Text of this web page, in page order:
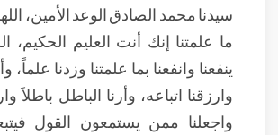
سيدنا محمد الصادق الوعد الأمين، اللهم
ما علمتنا إنك أنت العليم الحكيم،
ينفعنا وانفعنا بما علمتنا وزدنا علماً،
وارزقنا اتباعه، وأرنا الباطل باطلاَ
واجعلنا ممن يستمعون القول